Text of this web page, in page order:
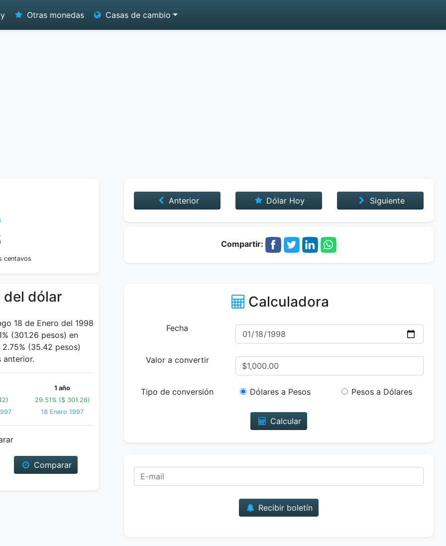
Otras monedas Casas de cambio
centavos
Anterior Dólar Hoy Siguiente
Compartir:
del dólar
18 de Enero del 1998
(301.26 pesos) en
(35.42 pesos)
anterior.
1 año
29.51% ($ 301.26)
18 Enero 1997
Comparar
Calculadora
Fecha
Valor a convertir
Tipo de conversión Dólares a Pesos Pesos a Dólares
Calcular
Recibir boletín